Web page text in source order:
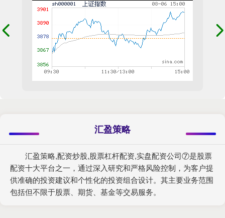
汇盈策略
汇盈策略,配资炒股,股票杠杆配资,实盘配资公司⑦是股票
配资十大平台之一，通过深入研究和严格风险控制，为客户提
供准确的投资建议和个性化的投资组合设计。其主要业务范围
包括但不限于股票、期货、基金等交易服务。